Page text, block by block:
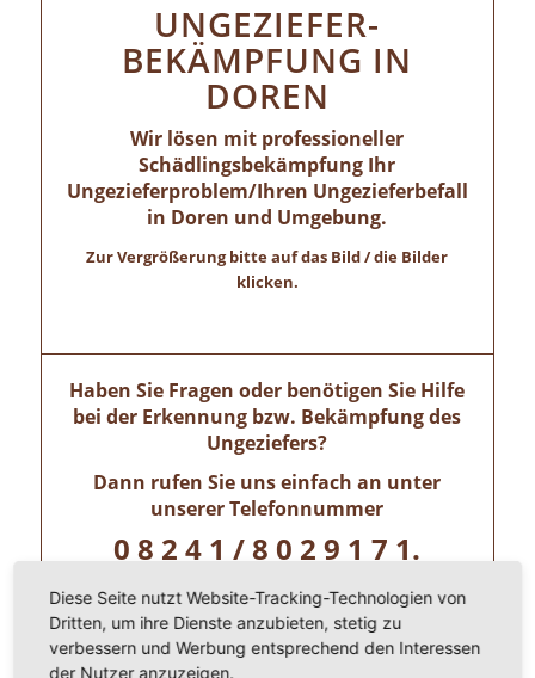
UNGEZIEFER-
BEKÄMPFUNG IN
DOREN
Wir lösen mit professioneller
Schädlingsbekämpfung Ihr
Ungezieferproblem/Ihren Ungezieferbefall
in Doren und Umgebung.
Zur Vergrößerung bitte auf das Bild / die Bilder
klicken.
Haben Sie Fragen oder benötigen Sie Hilfe
bei der Erkennung bzw. Bekämpfung des
Ungeziefers?
Dann rufen Sie uns einfach an unter
unserer Telefonnummer
0 8 2 4 1 / 8 0 2 9 1 7 1.
Wir freuen uns auf ihren Anruf!
Allgäuer Kammerjäger – Zertifizierte
Diese Seite nutzt Website-Tracking-Technologien von
Dritten, um ihre Dienste anzubieten, stetig zu
verbessern und Werbung entsprechend den Interessen
der Nutzer anzuzeigen.